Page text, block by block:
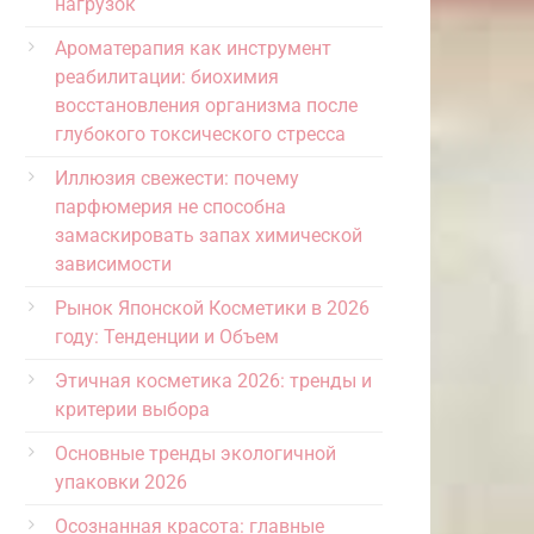
Ароматерапия как инструмент
реабилитации: биохимия
восстановления организма после
глубокого токсического стресса
Иллюзия свежести: почему
парфюмерия не способна
замаскировать запах химической
зависимости
Рынок Японской Косметики в 2026
году: Тенденции и Объем
Этичная косметика 2026: тренды и
критерии выбора
Основные тренды экологичной
упаковки 2026
Осознанная красота: главные